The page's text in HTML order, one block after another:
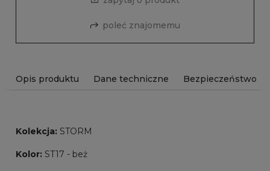
poleć znajomemu
Opis produktu Dane techniczne Bezpieczeństwo
Kolekcja: STORM
Kolor: ST17 - beż